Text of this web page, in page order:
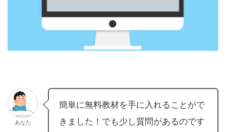
あなた
簡単に無料教材を手に入れることがで
きました！でも少し質問があるのです